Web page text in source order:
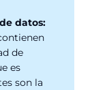
datos:
de
es
son la